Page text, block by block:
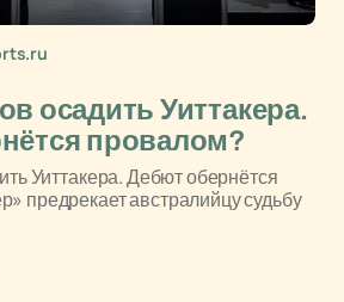
осадить Уиттакера.
провалом?
Уиттакера. Дебют обернётся
предрекает австралийцу судьбу